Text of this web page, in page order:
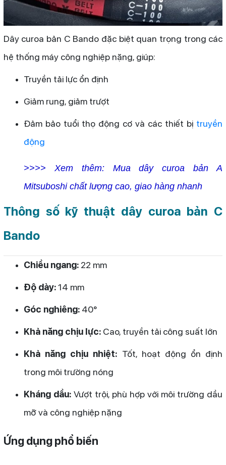
Dây curoa bản C Bando đặc biệt quan trọng trong các
hệ thống máy công nghiệp nặng, giúp:
Truyền tải lực ổn định
Giảm rung, giảm trượt
Đảm bảo tuổi thọ động cơ và các thiết bị truyền
động
>>>> Xem thêm: Mua dây curoa bản A
Mitsuboshi chất lượng cao, giao hàng nhanh
Thông số kỹ thuật dây curoa bản C
Bando
Chiều ngang:22 mm
Độ dày:14 mm
Góc nghiêng:40°
Khả năng chịu lực:Cao, truyền tải công suất lớn
Khả năng chịu nhiệt: Tốt, hoạt động ổn định
trong môi trường nóng
Kháng dầu:Vượt trội, phù hợp với môi trường dầu
mỡ và công nghiệp nặng
Ứng dụng phổ biến